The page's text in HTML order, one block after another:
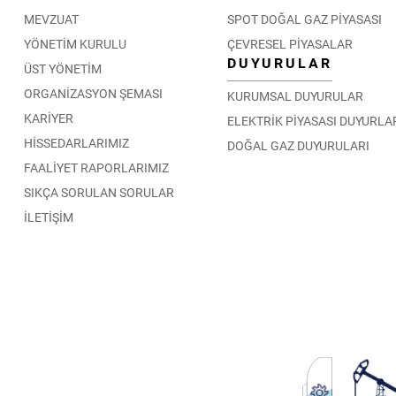
MEVZUAT
YÖNETİM KURULU
ÜST YÖNETİM
ORGANİZASYON ŞEMASI
KARİYER
HİSSEDARLARIMIZ
FAALİYET RAPORLARIMIZ
SIKÇA SORULAN SORULAR
İLETİŞİM
SPOT DOĞAL GAZ PİYASASI
ÇEVRESEL PİYASALAR
DUYURULAR
KURUMSAL DUYURULAR
ELEKTRİK PİYASASI
DOĞAL GAZ DUYURULARI